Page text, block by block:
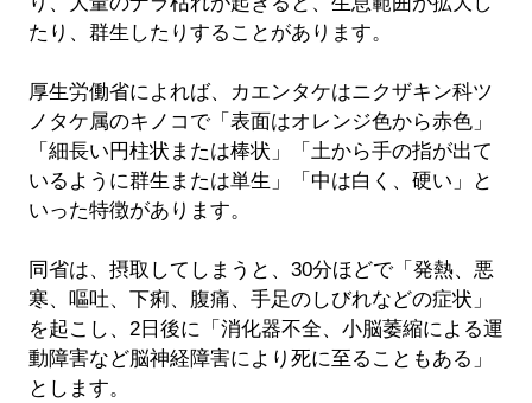
たり、群生したりすることがあります。
厚生労働省によれば、カエンタケはニクザキン科ツ
ノタケ属のキノコで「表面はオレンジ色から赤色」
「細長い円柱状または棒状」「土から手の指が出て
いるように群生または単生」「中は白く、硬い」と
いった特徴があります。
同省は、摂取してしまうと、30分ほどで「発熱、悪
寒、嘔吐、下痢、腹痛、手足のしびれなどの症状」
を起こし、2日後に「消化器不全、小脳萎縮による運
動障害など脳神経障害により死に至ることもある」
とします。